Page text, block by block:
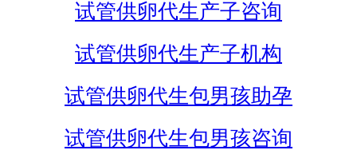
试管供卵代生产子咨询
试管供卵代生产子机构
试管供卵代生包男孩助孕
试管供卵代生包男孩咨询